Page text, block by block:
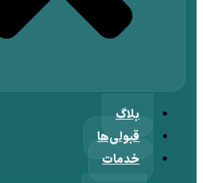
بلاگ
قبولی‌ها
خدمات